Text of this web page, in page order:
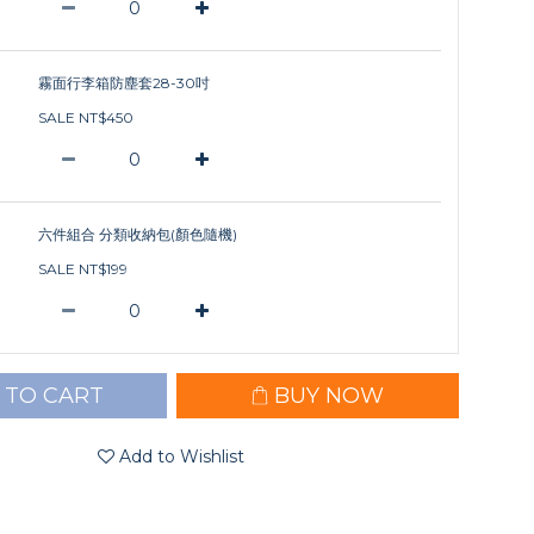
霧面行李箱防塵套28-30吋
SALE NT$450
六件組合 分類收納包(顏色隨機)
SALE NT$199
CART BUY NOW
Add to Wishlist